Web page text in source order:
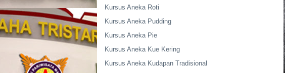
Kursus Aneka Roti
Kursus Aneka Pudding
Kursus Aneka Pie
Kursus Aneka Kue Kering
Kursus Aneka Kudapan Tradisional